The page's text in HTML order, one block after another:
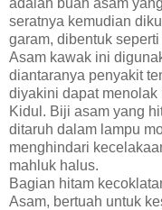
seratnya kemudian
garam, dibentuk
Asam kawak ini
diantaranya penyakit
diyakini dapat
Kidul. Biji asam yang
ditaruh dalam lampu
menghindari
mahluk halus.
Bagian hitam
Asam, bertuah untuk